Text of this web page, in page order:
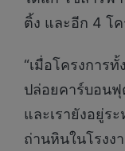
ติ้ง และอีก 4 โ
“เมื่อโครงการ
ปล่อยคาร์บอน
และเรายังอยู่ร
ถ่านหินในโรงง